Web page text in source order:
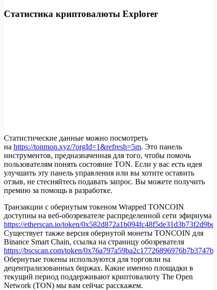
Статистика криптовалюты Explorer
Статистические данные можно посмотреть
на https://tonmon.xyz/?orgId=1&refresh=5m. Это панель
инструментов, предназначенная для того, чтобы помочь
пользователям понять состояние TON. Если у вас есть идея
улучшить эту панель управления или вы хотите оставить
отзыв, не стесняйтесь подавать запрос. Вы можете получить
премию за помощь в разработке.
Транзакции с обернутым токеном Wrapped TONCOIN
доступны на веб-обозревателе распределенной сети эфириума
https://etherscan.io/token/
Существует также версия обернутой монеты TONCOIN для
Binance Smart Chain, ссылка на страницу обозревателя
https://bscscan.com/token/
Обернутые токены используются для торговли на
децентрализованных биржах. Какие именно площадки в
текущий период поддерживают криптовалюту The Open
Network (TON) мы вам сейчас расскажем.